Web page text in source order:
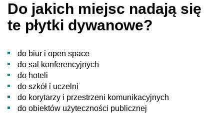
Do jakich miejsc nadają się
te płytki dywanowe?
do biur i open space
do sal konferencyjnych
do hoteli
do szkół i uczelni
do korytarzy i przestrzeni komunikacyjnych
do obiektów użyteczności publicznej